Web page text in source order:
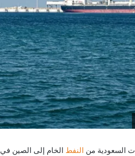
السعودية من النفط الخام إلى الصين